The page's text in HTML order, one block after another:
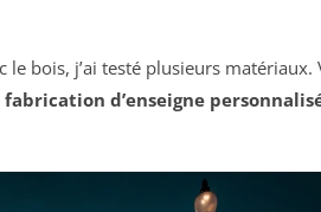
le bois, j’ai testé plusieurs matériaux.
fabrication d’enseigne